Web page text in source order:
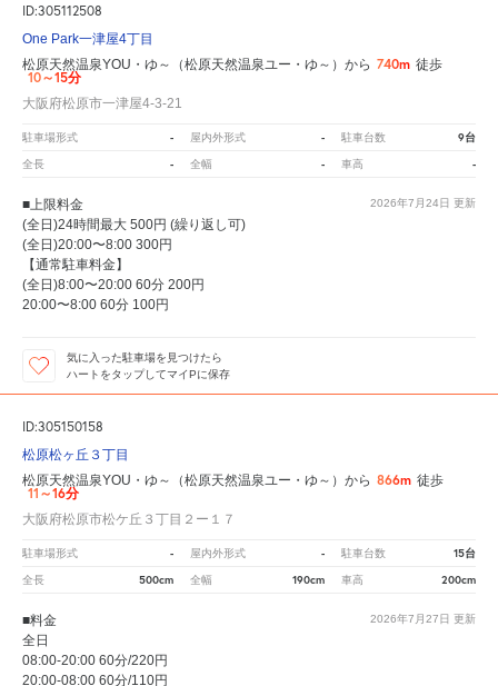
ID:305112508
One Park一津屋4丁目
松原天然温泉YOU・ゆ～（松原天然温泉ユー・ゆ～）から 740m 徒歩
10～15分
大阪府松原市一津屋4-3-21
駐車場形式 - 屋内外形式 - 駐車台数 9台
全長 - 全幅 - 車高 -
2026年7月24日 更新
■上限料金
(全日)24時間最大 500円 (繰り返し可)
(全日)20:00〜8:00 300円
【通常駐車料金】
(全日)8:00〜20:00 60分 200円
20:00〜8:00 60分 100円
気に入った駐車場を見つけたら
ハートをタップしてマイPに保存
ID:305150158
松原松ヶ丘３丁目
松原天然温泉YOU・ゆ～（松原天然温泉ユー・ゆ～）から 866m 徒歩
11～16分
大阪府松原市松ケ丘３丁目２ー１７
駐車場形式 - 屋内外形式 - 駐車台数 15台
全長 500cm 全幅 190cm 車高 200cm
2026年7月27日 更新
■料金
全日
08:00-20:00 60分/220円
20:00-08:00 60分/110円